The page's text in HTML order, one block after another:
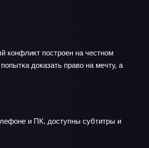
конфликт построен на честном
доказать право на мечту, а
и ПК, доступны субтитры и